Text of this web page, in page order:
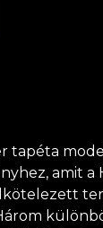
tapéta
amit